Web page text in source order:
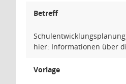
Betreff
hier: Informationen über
Vorlage